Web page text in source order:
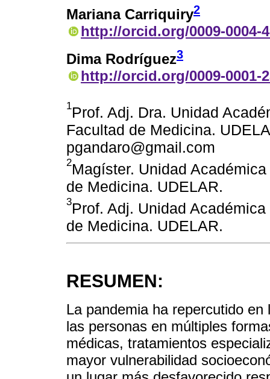
Mariana Carriquiry2
http://orcid.org/0009-0004-
Dima Rodríguez3
http://orcid.org/0009-0001-
1Prof. Adj. Dra. Unidad
Facultad de Medicina.
pgandaro@gmail.com
2Magíster. Unidad
de Medicina. UDELAR.
3Prof. Adj. Unidad
de Medicina. UDELAR.
RESUMEN:
La pandemia ha repercutido
las personas en múltiples
médicas, tratamientos
mayor vulnerabilidad